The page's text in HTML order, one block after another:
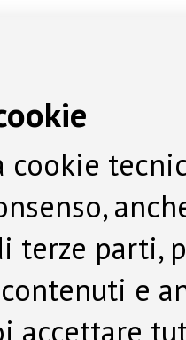
cookie
terze parti,
e
accettare